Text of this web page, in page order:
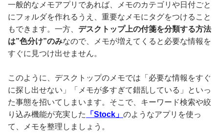
一般的なメモアプリであれば、メモのカテゴリや日付ごと
にフォルダを作れるうえ、重要なメモにタグをつけること
もできます。一方、 デスクトップ上の付箋を分類する方法
は”色分け”のみなので、メモが増えてくると必要な情報を
すぐに見つけ出せません。
このように、デスクトップのメモでは「必要な情報をすぐ
に探し出せない」「メモが多すぎて錯乱している」といっ
た事態を招いてしまいます。そこで、キーワード検索や絞
り込み機能が充実した
「Stock」 のようなアプリを使っ
て、メモを整理しましょう。